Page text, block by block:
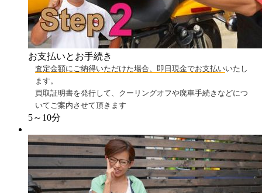
お支払いとお手続き
査定金額にご納得いただけた場合、即日現金でお支払いいたし
ます。
買取証明書を発行して、クーリングオフや廃車手続きなどにつ
いてご案内させて頂きます
5～10分